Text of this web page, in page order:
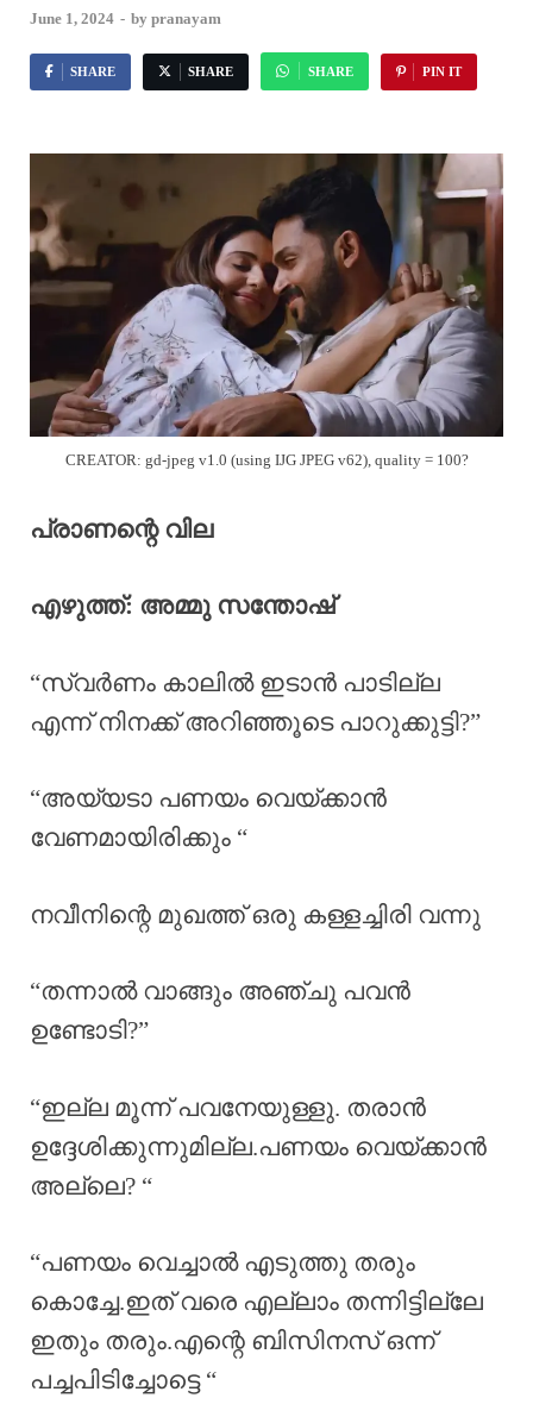
June 1, 2024 - by pranayam
SHARE SHARE SHARE PIN IT
CREATOR: gd-jpeg v1.0 (using IJG JPEG v62), quality = 100?
പ്രാണന്റെ വില
എഴുത്ത്: അമ്മു സന്തോഷ്
“സ്വർണം കാലിൽ ഇടാൻ പാടില്ല
എന്ന് നിനക്ക് അറിഞ്ഞൂടെ പാറുക്കുട്ടി?”
“അയ്യടാ പണയം വെയ്ക്കാൻ
വേണമായിരിക്കും “
നവീനിന്റെ മുഖത്ത് ഒരു കള്ളച്ചിരി വന്നു
“തന്നാൽ വാങ്ങും അഞ്ചു പവൻ
ഉണ്ടോടി?”
“ഇല്ല മൂന്ന് പവനേയുള്ളു. തരാൻ
ഉദ്ദേശിക്കുന്നുമില്ല.പണയം വെയ്ക്കാൻ
അല്ലെ? “
“പണയം വെച്ചാൽ എടുത്തു തരും
കൊച്ചേ.ഇത് വരെ എല്ലാം തന്നിട്ടില്ലേ
ഇതും തരും.എന്റെ ബിസിനസ് ഒന്ന്
പച്ചപിടിച്ചോട്ടെ “